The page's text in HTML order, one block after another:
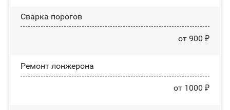
Сварка порогов
от 900 ₽
Ремонт лонжерона
от 1000 ₽